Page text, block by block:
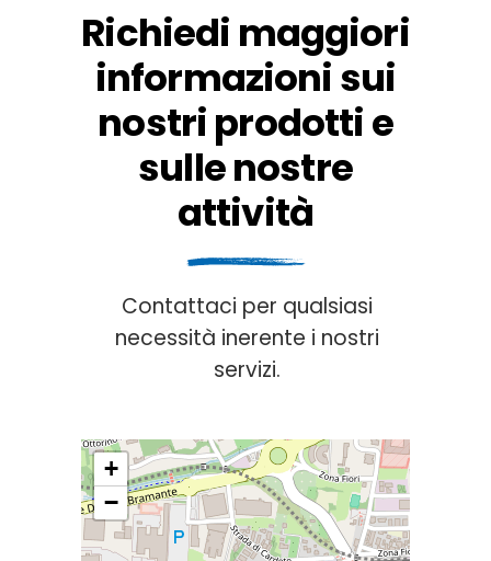
Richiedi maggiori
informazioni sui
nostri prodotti e
sulle nostre
attività
Contattaci per qualsiasi
necessità inerente i nostri
servizi.
+
−